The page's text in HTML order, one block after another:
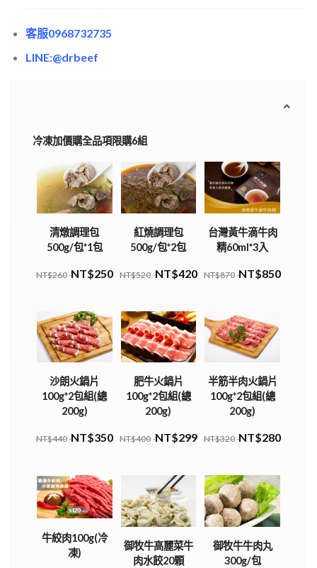
客服0968732735
LINE:@drbeef
冷凍加價購全品項限購6組
清燉調理包
500g/包*1包
NT$260 NT$250
紅燒調理包
500g/包*2包
NT$520 NT$420
台灣黃牛滴牛肉
精60ml*3入
NT$870 NT$850
沙朗火鍋片
100g*2包組(總
200g)
NT$440 NT$350
肥牛火鍋片
100g*2包組(總
200g)
NT$400 NT$299
半筋半肉火鍋片
100g*2包組(總
200g)
NT$320 NT$280
牛絞肉100g(冷
凍)
御牧牛高麗菜牛
肉水餃20顆
御牧牛牛肉丸
300g/包